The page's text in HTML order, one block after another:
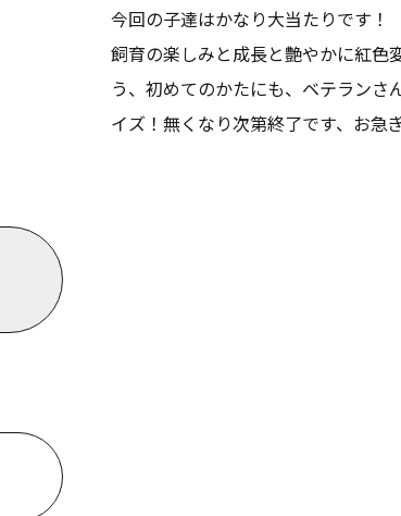
今回の子達はかなり大当たりです！
飼育の楽しみと成長と艶やかに紅色
う、初めてのかたにも、ベテラン
イズ！無くなり次第終了です、お急